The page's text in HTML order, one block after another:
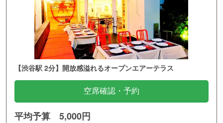
【渋谷駅 2分】開放感溢れるオープンエアーテラス
空席確認・予約
平均予算 5,000円